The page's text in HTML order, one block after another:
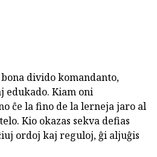
divido komandanto,
edukado. Kiam oni
ĉe la fino de la lerneja jaro al
Kio okazas sekva defias
ordoj kaj reguloj, ĝi aljuĝis